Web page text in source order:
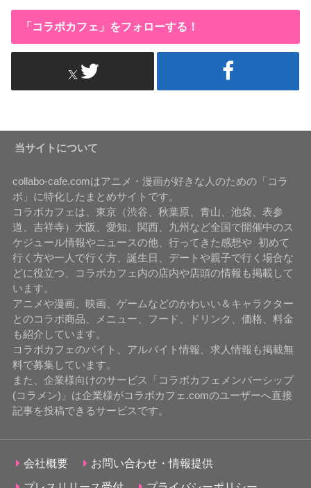
「コラボカフェ」をフォローする！
当サイトについて
collabo-cafe.comはアニメ・漫画が好きな人のための「コラ
ボ」に特化したまとめサイトです。
コラボカフェは、東京（渋谷、秋葉原、青山、池袋、表参
道、吉祥寺）大阪、愛知、関西、九州など全国で開催中のス
ケジュール情報やニュースの他、行ってきた感想や 初めて
行く方や一人で行く方、誕生日、デートや親子で行く場合な
どに役立つ、コラボカフェ内の店内や店頭の情報も掲載して
います。
アニメや漫画、映画、ゲームなどのかわいい＆キャラクター
とのコラボ商品、メニュー、フード、ドリンク、価格、料金
も紹介しています。
コラボカフェのバイト、アルバイト情報、求人情報も掲載無
料で募集しています。
また、企業様向けのサービス「コラボカフェメンバーシップ
(コラメン)」は企業様がコラボカフェ.comのユーザーへ直接
記事を投稿できるサービスです。
会社概要
お問い合わせ・情報提供